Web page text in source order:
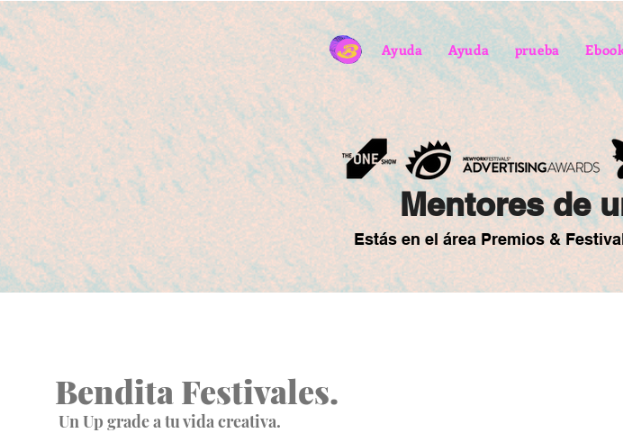
Ayuda Ayuda prueba
Mentores de
Estás en el área Premios &
Un Up grade a tu vida creativa.
Bendita Festivales.